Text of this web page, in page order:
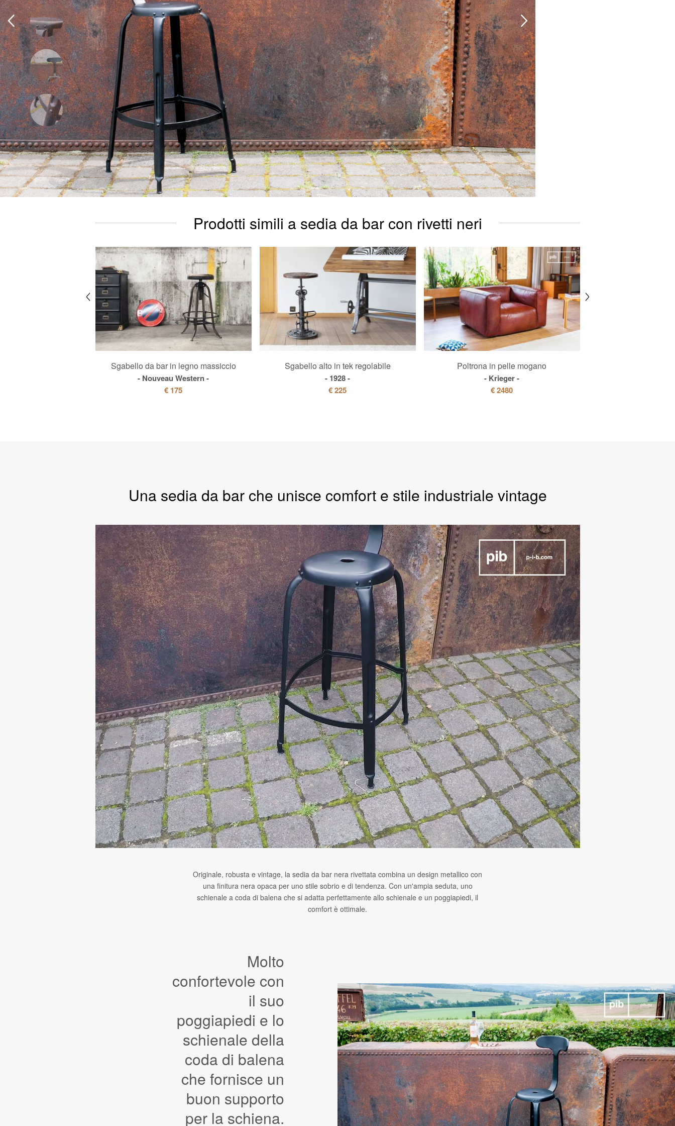
Prodotti simili a sedia da bar con rivetti neri
Sgabello da bar in legno massiccio
Nouveau Western
€ 175
Sgabello alto in tek regolabile
1928
€ 225
Poltrona in pelle mogano
Krieger
€ 2480
Una sedia da bar che unisce comfort e stile industriale vintage
Originale, robusta e vintage, la sedia da bar nera rivettata combina un design metallico con
una finitura nera opaca per uno stile sobrio e di tendenza. Con un'ampia seduta, uno
schienale a coda di balena che si adatta perfettamente allo schienale e un poggiapiedi, il
comfort è ottimale.
Molto
confortevole con
il suo
poggiapiedi e lo
schienale della
coda di balena
che fornisce un
buon supporto
per la schiena.